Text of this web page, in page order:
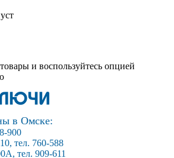
и воспользуйтесь опцией
в Омске:
900
тел. 760-588
тел. 909-611